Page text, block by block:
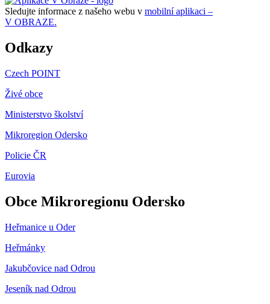
Sledujte informace z našeho webu v mobilní aplikaci –
V OBRAZE.
Odkazy
Czech POINT
Živé obce
Ministerstvo školství
Mikroregion Odersko
Policie ČR
Eurovia
Obce Mikroregionu Odersko
Heřmanice u Oder
Heřmánky
Jakubčovice nad Odrou
Jeseník nad Odrou